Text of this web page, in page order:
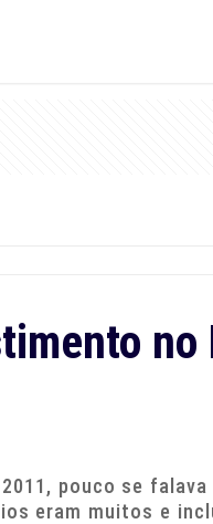
pouco se
eram muitos e